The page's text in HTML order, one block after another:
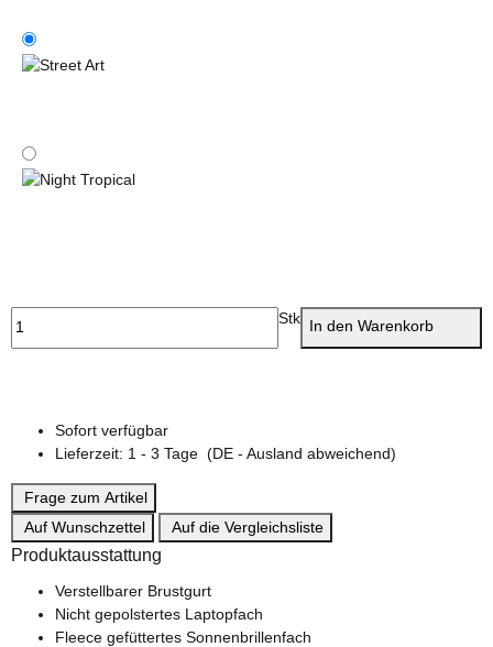
Palm Grove
Street Art
Stk In den Warenkorb
Sofort verfügbar
Lieferzeit: 1 - 3 Tage (DE - Ausland abweichend)
Frage zum Artikel
Auf Wunschzettel
Auf die Vergleichsliste
Produktausstattung
Verstellbarer Brustgurt
Nicht gepolstertes Laptopfach
Fleece gefüttertes Sonnenbrillenfach